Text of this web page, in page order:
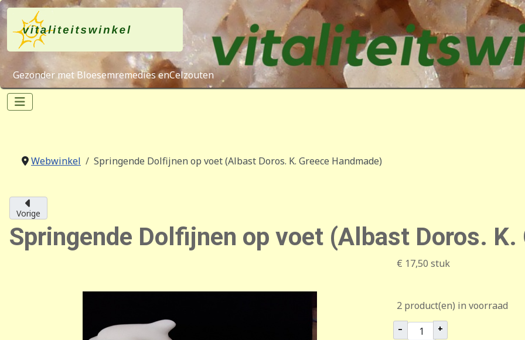
Gezonder met Bloesemremedies enCelzouten
Webwinkel Springende Dolfijnen op voet (Albast Doros. K. Greece Handmade)
Vorige
Springende Dolfijnen op voet (Albast Doros. K.
€ 17,50 stuk
2 product(en) in voorraad
– +